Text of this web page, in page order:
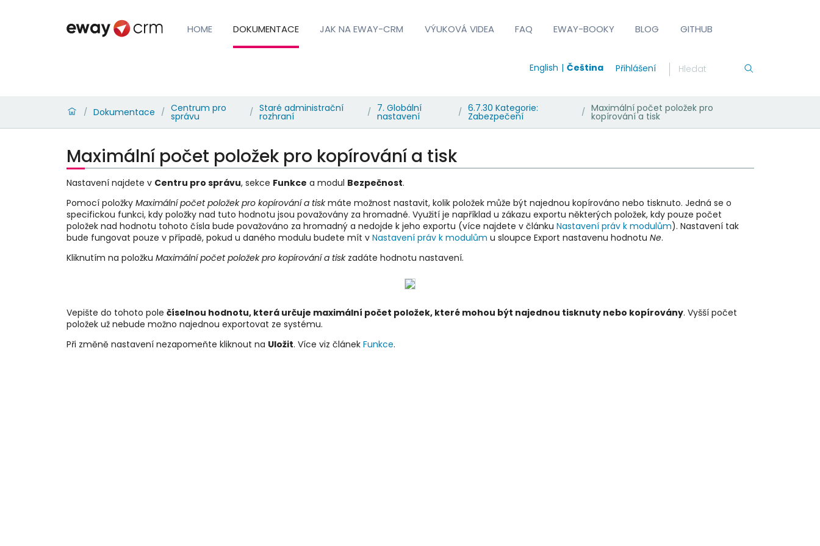
HOME DOKUMENTACE JAK NA EWAY-CRM VÝUKOVÁ VIDEA FAQ EWAY-BOOKY BLOG GITHUB
English Čeština Přihlášení
/ Dokumentace / Centrum pro
správu / Staré administrační
rozhraní / 7. Globální
nastavení / 6.7.30 Kategorie:
Zabezpečení / Maximální počet položek pro
kopírování a tisk
Maximální počet položek pro kopírování a tisk
Nastavení najdete v Centru pro správu, sekce Funkce a modul Bezpečnost.
Pomocí položky Maximální počet položek pro kopírování a tiskmáte možnost nastavit, kolik položek může být najednou kopírováno nebo tisknuto. Jedná se o
specifickou funkci, kdy položky nad tuto hodnotu jsou považovány za hromadné. Využití je například u zákazu exportu některých položek, kdy pouze počet
položek nad hodnotu tohoto čísla bude považováno za hromadný a nedojde k jeho exportu (více najdete v článku Nastavení práv k modulům). Nastavení tak
bude fungovat pouze v případě, pokud u daného modulu budete mít v Nastavení práv k modulům u sloupce Export nastavenu hodnotu Ne.
Kliknutím na položku Maximální počet položek pro kopírování a tisk zadáte hodnotu nastavení.
Vepište do tohoto pole číselnou hodnotu, která určuje maximální počet položek, které mohou být najednou tisknuty nebo kopírovány. Vyšší počet
položek už nebude možno najednou exportovat ze systému.
Při změně nastavení nezapomeňte kliknout na Uložit. Více viz článek Funkce.